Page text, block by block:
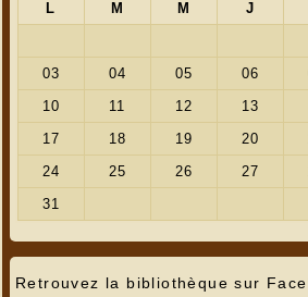
Retrouvez la bibliothèque sur